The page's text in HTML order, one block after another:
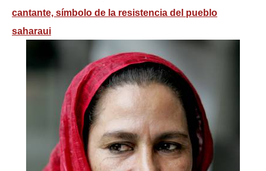
cantante, símbolo de la resistencia del pueblo
saharaui